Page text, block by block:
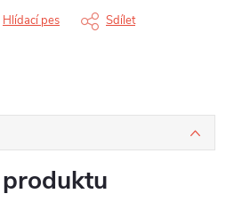
Hlídací pes Sdílet